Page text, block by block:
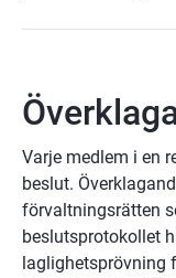
Varje medlem i en
beslut.
förvaltningsrätten
beslutsprotokollet
laglighetsprövning